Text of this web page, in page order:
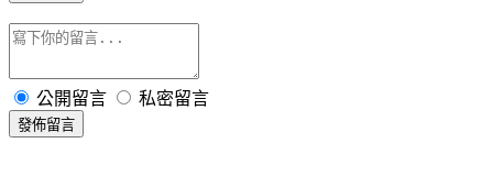
公開留言 私密留言
發佈留言